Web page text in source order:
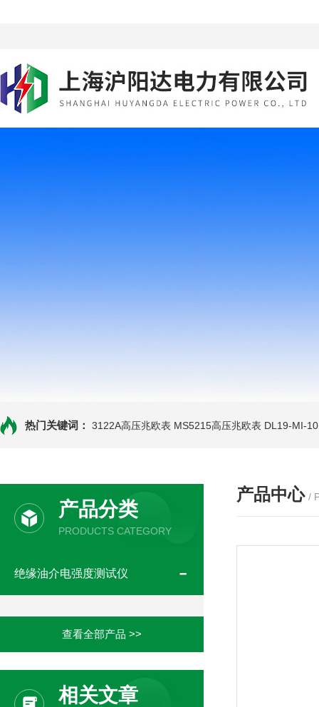
热门关键词： 3122A高压兆欧表 MS5215高压兆欧表 DL19-MI-
产品分类
PRODUCTS CATEGORY
绝缘油介电强度测试仪
查看全部产品 >>
相关文章
产品中心 /